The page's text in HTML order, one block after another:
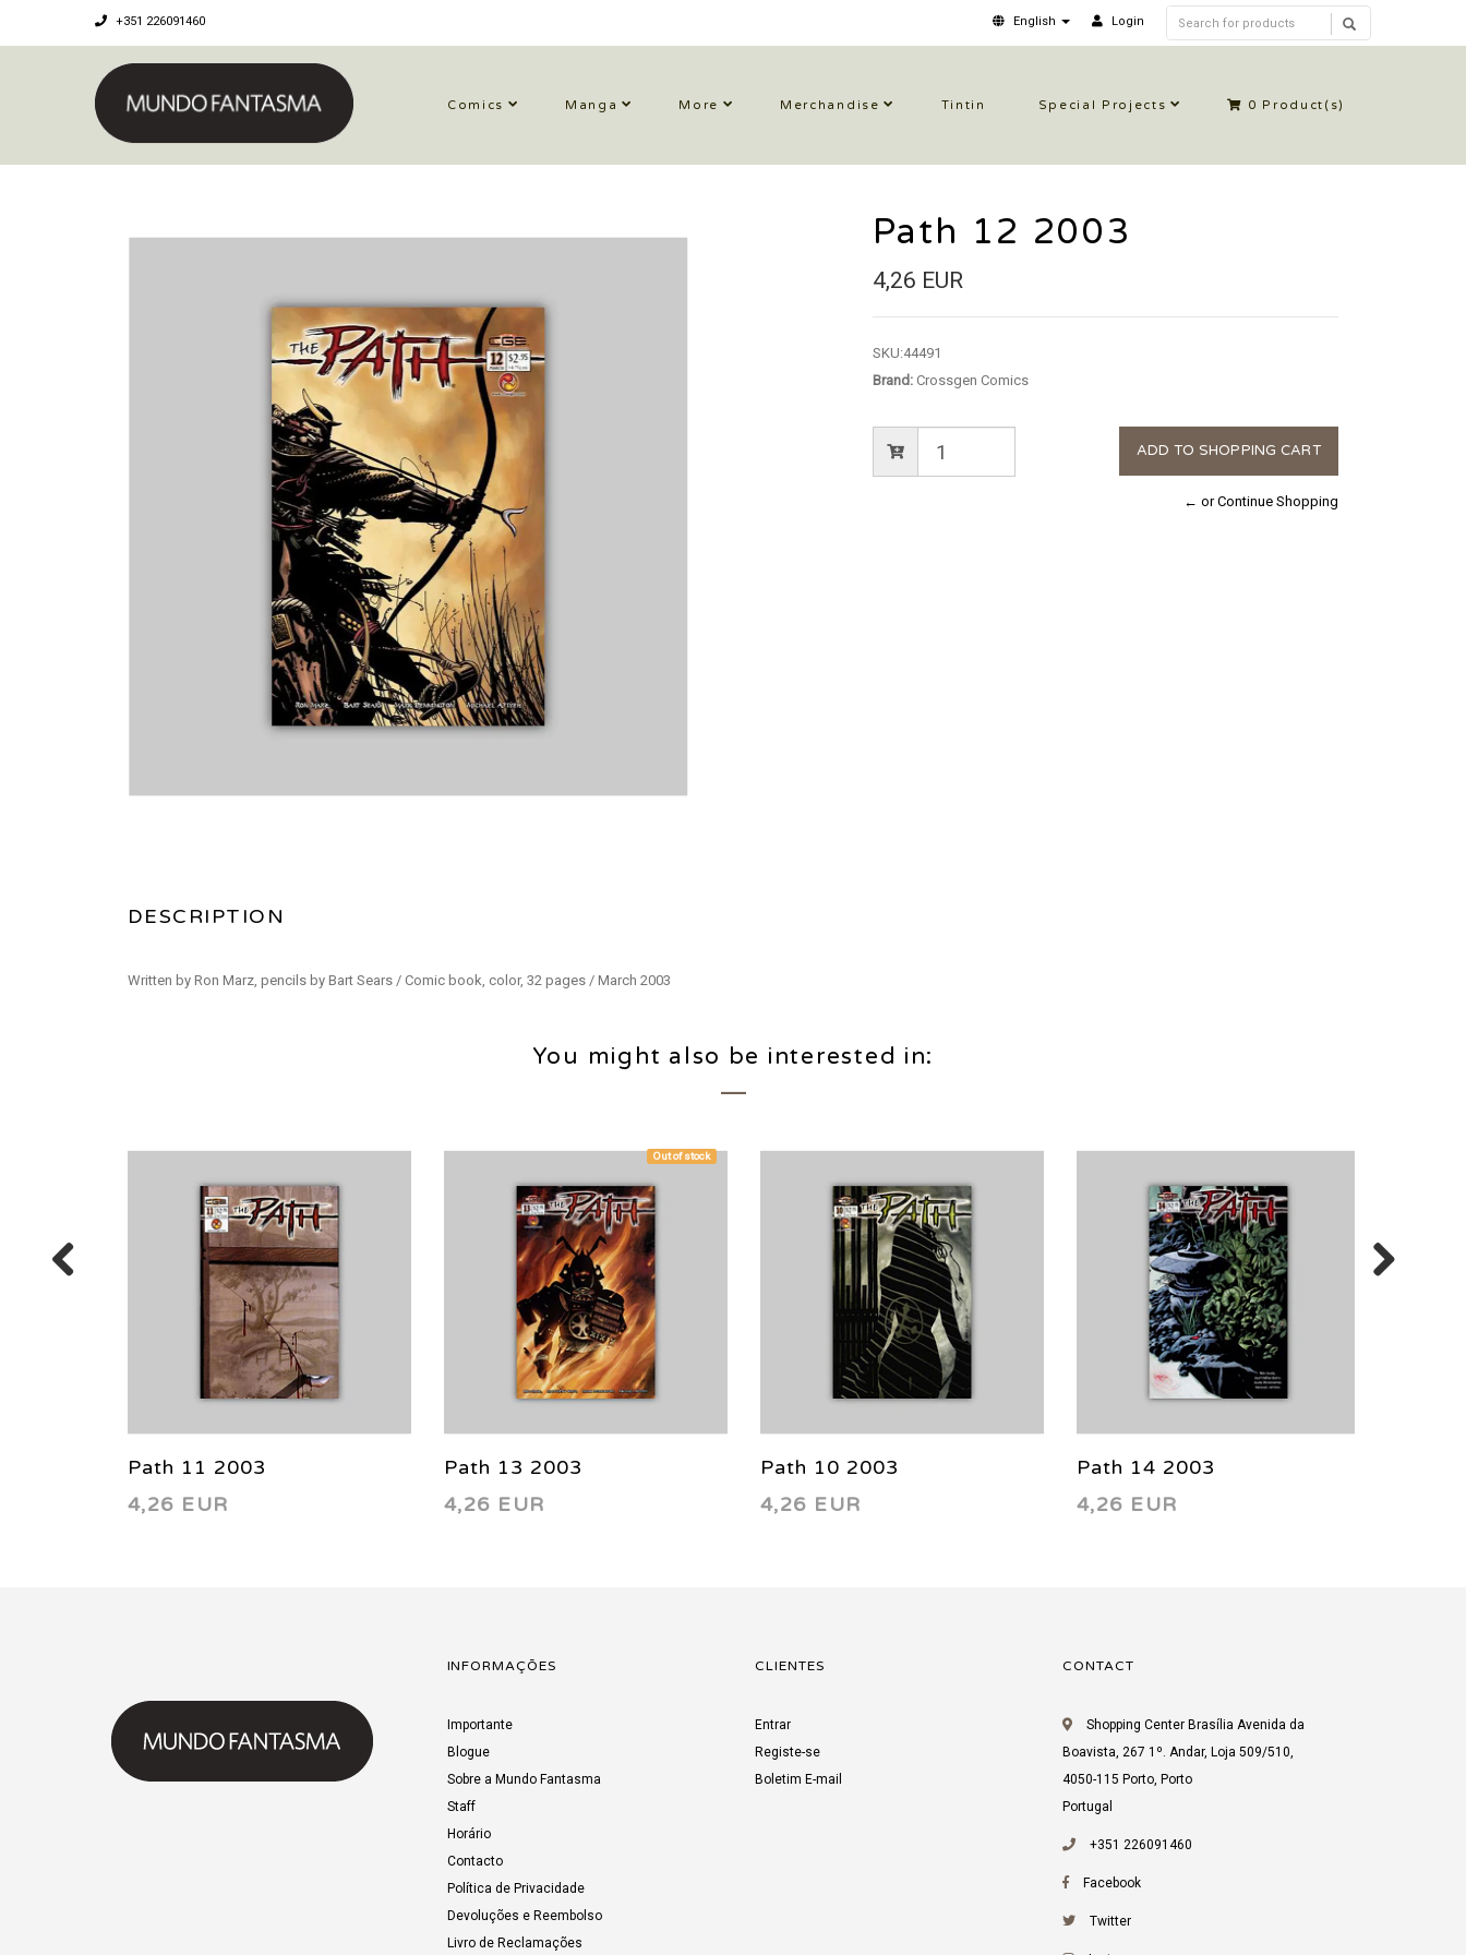
+351 226091460 English Login
Comics Manga More Merchandise Tintin Special Projects 0 Product(s)
DESCRIPTION
Written by Ron Marz, pencils by Bart Sears / Comic book, color, 32 pages / March 2003
Path 12 2003
4,26 EUR
SKU:44491
Brand:Crossgen Comics
← or Continue Shopping
You might also be interested in:
Path 11 2003
4,26 EUR
Out of stock
Path 13 2003
4,26 EUR
Path 10 2003
4,26 EUR
Path 14 2003
4,26 EUR
INFORMAÇÕES
Importante
Blogue
Sobre a Mundo Fantasma
Staff
Horário
Contacto
Política de Privacidade
Devoluções e Reembolso
Livro de Reclamações
CLIENTES
Entrar
Registe-se
Boletim E-mail
CONTACT
Shopping Center Brasília Avenida da
Boavista, 267 1º. Andar, Loja 509/510,
4050-115 Porto, Porto
Portugal
+351 226091460
Facebook
Twitter